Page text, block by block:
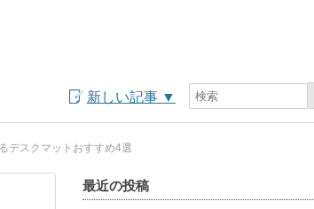
新しい記事 ▼
検索
デスクマットおすすめ4選
最近の投稿